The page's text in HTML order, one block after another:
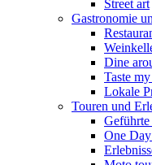
Street art
Gastronomie
Dine
Taste
Lokale
Touren und
Geführte
One